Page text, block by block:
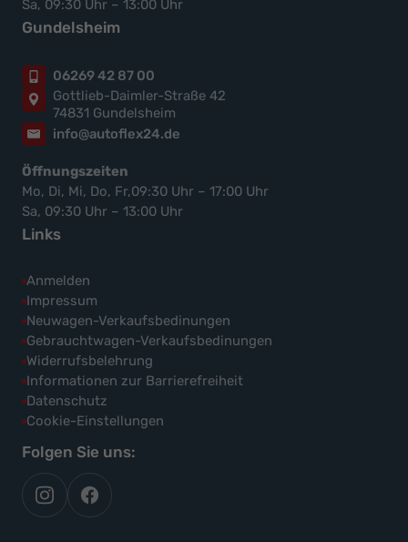
Sa, 09:30 Uhr – 13:00 Uhr
Gundelsheim
06269 42 87 00
Gottlieb-Daimler-Straße 42
74831 Gundelsheim
info@autoflex24.de
Öffnungszeiten
Mo, Di, Mi, Do, Fr,09:30 Uhr – 17:00 Uhr
Sa, 09:30 Uhr – 13:00 Uhr
Links
Anmelden
Impressum
Neuwagen-Verkaufsbedinungen
Gebrauchtwagen-Verkaufsbedinungen
Widerrufsbelehrung
Informationen zur Barrierefreiheit
Datenschutz
Cookie-Einstellungen
Folgen Sie uns:
autoflex
auf
autoflex24
auf